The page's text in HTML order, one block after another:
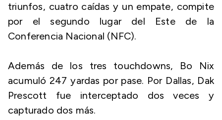
triunfos, cuatro caídas y un empate, compite
por el segundo lugar del Este de la
Conferencia Nacional (NFC).
Además de los tres touchdowns, Bo Nix
acumuló 247 yardas por pase. Por Dallas, Dak
Prescott fue interceptado dos veces y
capturado dos más.